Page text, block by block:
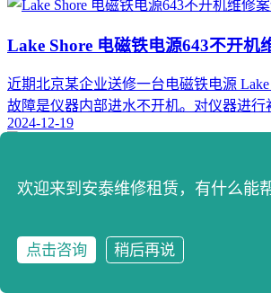
Lake Shore 电磁铁电源643不开机
近期北京某企业送修一台电磁铁电源 Lake
故障是仪器内部进水不开机。对仪器进行
2024-12-19
Tektronix泰克AFG31000 信号发生
近日有客户送修一台泰克信号发生器
欢迎来到安泰维修租赁，有什么能
点击咨询
稍后再说
点击咨询